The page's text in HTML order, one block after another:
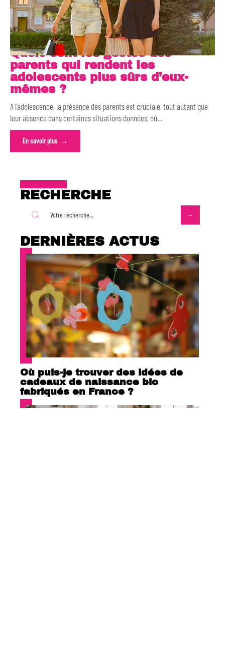
Quels sont les gestes des
parents qui rendent les
adolescents plus sûrs d’eux-
mêmes ?
A l’adolescence, la présence des parents est cruciale, tout autant que
leur absence dans certaines situations données, où…
En savoir plus
RECHERCHE
DERNIÈRES ACTUS
Où puis-je trouver des idées de
cadeaux de naissance bio
fabriqués en France ?